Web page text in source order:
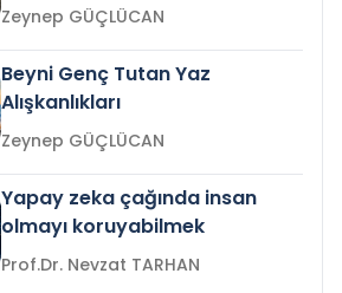
Zeynep GÜÇLÜCAN
Beyni Genç Tutan Yaz
Alışkanlıkları
Zeynep GÜÇLÜCAN
Yapay zeka çağında insan
olmayı koruyabilmek
Prof.Dr. Nevzat TARHAN